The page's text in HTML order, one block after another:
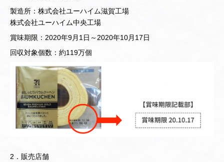
製造所：株式会社ユーハイム滋賀工場
株式会社ユーハイム中央工場
賞味期限：2020年9月1日～2020年10月17日
回収対象個数：約119万個
2．販売店舗